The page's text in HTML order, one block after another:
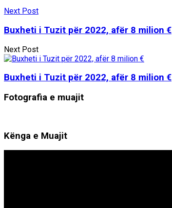
Next Post
Buxheti i Tuzit për 2022, afër 8 milion €
Next Post
Buxheti i Tuzit për 2022, afër 8 milion €
Fotografia e muajit
Kënga e Muajit